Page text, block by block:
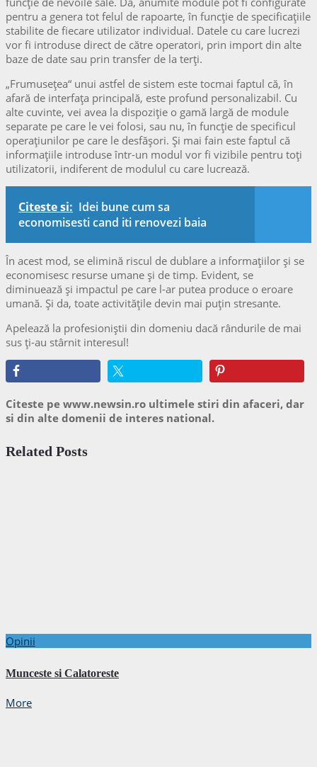
pentru a genera tot felul de rapoarte, în funcție de specificațiile
stabilite de fiecare utilizator individual. Datele cu care lucrezi
vor fi introduse direct de către operatori, prin import din alte
baze de date sau prin transfer de la terți.
„Frumusețea“ unui astfel de sistem este tocmai faptul că, în
afară de interfața principală, este profund personalizabil. Cu
alte cuvinte, vei avea la dispoziție o gamă largă de module
separate pe care le vei folosi, sau nu, în funcție de specificul
operațiunilor pe care le desfășori. Și mai fain este faptul că
informațiile introduse într-un modul vor fi vizibile pentru toți
utilizatorii, indiferent de modulul cu care lucrează.
Citeste si: Idei bune cum sa
economisesti cand iti renovezi baia
În acest mod, se elimină riscul de dublare a informațiilor și se
economisesc resurse umane și de timp. Evident, se
diminuează și impactul pe care l-ar putea produce o eroare
umană. Și da, toate activitățile devin mai puțin stresante.
Apelează la profesioniștii din domeniu dacă rândurile de mai
sus ți-au stârnit interesul!
Citeste pe www.newsin.ro ultimele stiri din afaceri, dar
si din alte domenii de interes national.
Related Posts
Opinii
Munceste si Calatoreste
More